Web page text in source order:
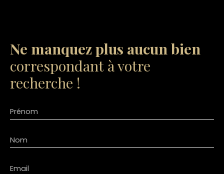
Ne manquez plus aucun bien
correspondant à votre
recherche !
Prénom
Nom
Email